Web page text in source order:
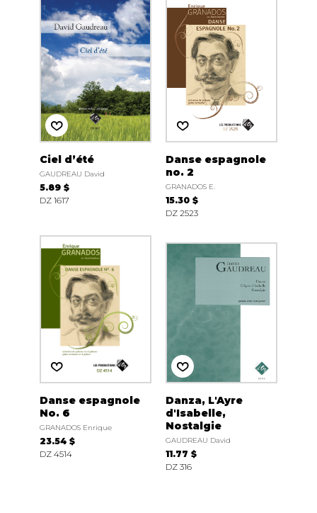
Ciel d’été
GAUDREAU David
5.89 $
DZ 1617
Danse espagnole
no. 2
GRANADOS E.
15.30 $
DZ 2523
Danse espagnole
No. 6
GRANADOS Enrique
23.54 $
DZ 4514
Danza, L'Ayre
d'Isabelle,
Nostalgie
GAUDREAU David
11.77 $
DZ 316